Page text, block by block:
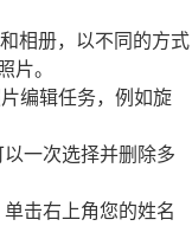
相册，以不同的方式
片。
编辑任务，例如旋
一次选择并删除多
击右上角您的姓名